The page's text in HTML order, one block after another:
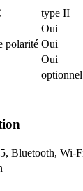
type II
Oui
polarité Oui
Oui
optionnel
Bluetooth, Wi-